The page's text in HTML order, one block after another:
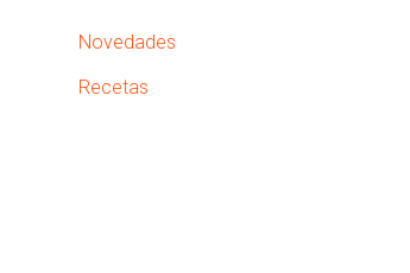
Novedades
Recetas